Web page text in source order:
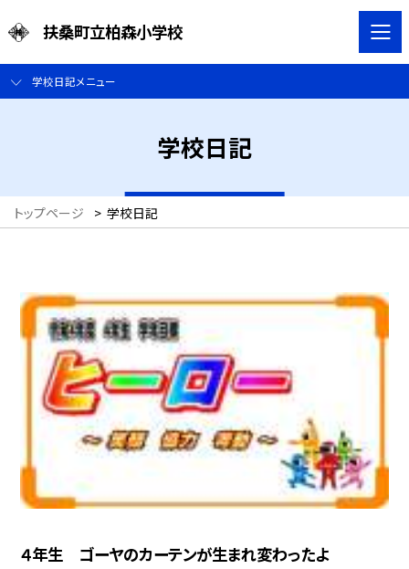
扶桑町立柏森小学校
学校日記メニュー
学校日記
トップページ > 学校日記
４年生 ゴーヤのカーテンが生まれ変わったよ